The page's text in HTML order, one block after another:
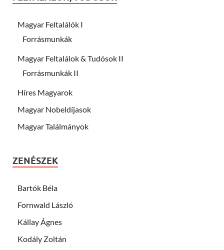
Magyar Feltalálók I
Forrásmunkák
Magyar Feltalálok & Tudósok II
Forrásmunkák II
Híres Magyarok
Magyar Nobeldíjasok
Magyar Találmányok
ZENÉSZEK
Bartók Béla
Fornwald László
Kállay Ágnes
Kodály Zoltán